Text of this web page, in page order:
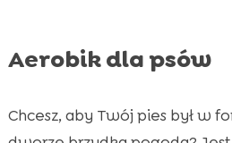
Aerobik dla psów
Chcesz, aby Twój pies był w